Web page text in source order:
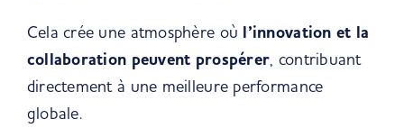
Cela crée une atmosphère où l’innovation et la
collaboration peuvent prospérer, contribuant
directement à une meilleure performance
globale.